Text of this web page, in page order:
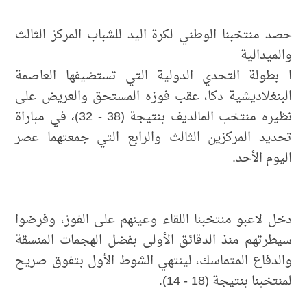
حصد منتخبنا الوطني لكرة اليد للشباب المركز الثالث
والميدالية
ا بطولة التحدي الدولية التي تستضيفها العاصمة
البنغلاديشية دكا، عقب فوزه المستحق والعريض على
نظيره منتخب المالديف بنتيجة (38 - 32)، في مباراة
تحديد المركزين الثالث والرابع التي جمعتهما عصر
اليوم الأحد.
دخل لاعبو منتخبنا اللقاء وعينهم على الفوز، وفرضوا
سيطرتهم منذ الدقائق الأولى بفضل الهجمات المنسقة
والدفاع المتماسك، لينتهي الشوط الأول بتفوق صريح
لمنتخبنا بنتيجة (18 - 14).